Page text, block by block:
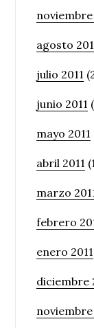
noviembre
agosto
julio 2011
junio 2011
mayo 2011
abril 2011
marzo
febrero
enero 2011
diciembre
noviembre